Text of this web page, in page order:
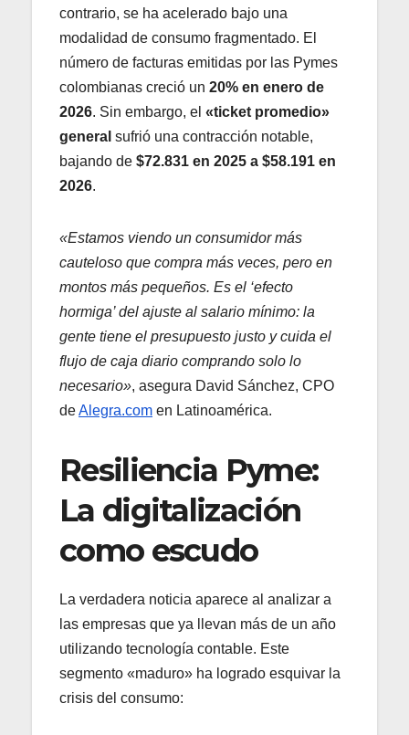
contrario, se ha acelerado bajo una
modalidad de consumo fragmentado. El
número de facturas emitidas por las Pymes
colombianas creció un 20% en enero de
2026. Sin embargo, el «ticket promedio»
general sufrió una contracción notable,
bajando de $72.831 en 2025 a $58.191 en
2026.
«Estamos viendo un consumidor más
cauteloso que compra más veces, pero en
montos más pequeños. Es el ‘efecto
hormiga’ del ajuste al salario mínimo: la
gente tiene el presupuesto justo y cuida el
flujo de caja diario comprando solo lo
necesario», asegura David Sánchez, CPO
deAlegra.com en Latinoamérica.
Resiliencia Pyme:
La digitalización
como escudo
La verdadera noticia aparece al analizar a
las empresas que ya llevan más de un año
utilizando tecnología contable. Este
segmento «maduro» ha logrado esquivar la
crisis del consumo: